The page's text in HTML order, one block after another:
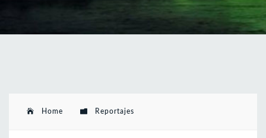
Home Reportajes